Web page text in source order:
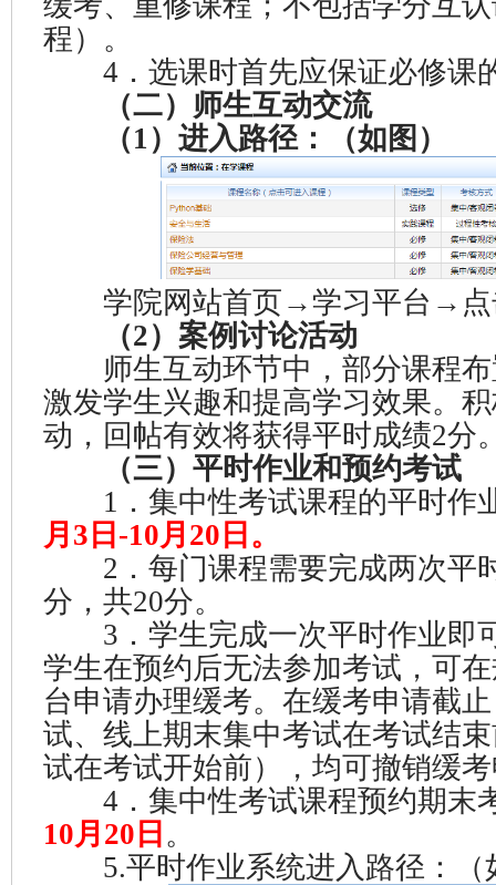
程）。
4．选课时首先应保证必修课
（二）师生互动交流
（1）进入路径：（如图）
学院网站首页→学习平台→点
（2）案例讨论活动
师生互动环节中，部分课程布
激发学生兴趣和提高学习效果。
动，回帖有效将获得平时成绩2分
（三）平时作业和预约考试
1．集中性考试课程的平时作
月3日-10月20日。
2．每门课程需要完成两次平
分，共20分。
3．学生完成一次平时作业即
学生在预约后无法参加考试，可
台申请办理缓考。在缓考申请截
试、线上期末集中考试在考试结
试在考试开始前），均可撤销缓
4．集中性考试课程预约期末
10月20日 。
5.平时作业系统进入路径：（